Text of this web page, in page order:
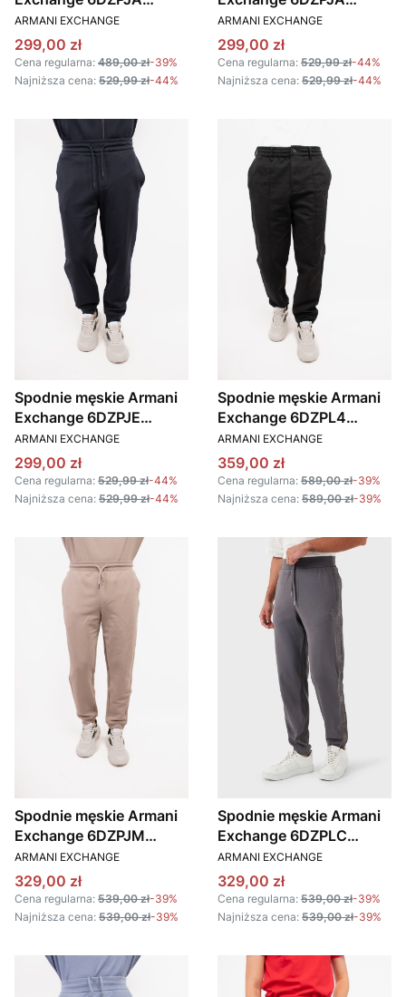
ZJNKZ beżowy
PRODUCENT
ARMANI EXCHANGE
Cena promocyjna
299,00 zł
Cena regularna: 489,00 zł-39%
Najniższa cena: 529,99 zł-44%
ZJNKZ granatowy
PRODUCENT
ARMANI EXCHANGE
Cena promocyjna
299,00 zł
Cena regularna: 529,99 zł-44%
Najniższa cena: 529,99 zł-44%
Spodnie męskie Armani
Exchange 6DZPJE
ZJ4XZ granatowy
PRODUCENT
ARMANI EXCHANGE
Cena promocyjna
299,00 zł
Cena regularna: 529,99 zł-44%
Najniższa cena: 529,99 zł-44%
Spodnie męskie Armani
Exchange 6DZPL4
ZN5WZ czarny
PRODUCENT
ARMANI EXCHANGE
Cena promocyjna
359,00 zł
Cena regularna: 589,00 zł-39%
Najniższa cena: 589,00 zł-39%
Spodnie męskie Armani
Exchange 6DZPJM
ZJADZ brązowy
PRODUCENT
ARMANI EXCHANGE
Cena promocyjna
329,00 zł
Cena regularna: 539,00 zł-39%
Najniższa cena: 539,00 zł-39%
Spodnie męskie Armani
Exchange 6DZPLC
ZJNNZ szary
PRODUCENT
ARMANI EXCHANGE
Cena promocyjna
329,00 zł
Cena regularna: 539,00 zł-39%
Najniższa cena: 539,00 zł-39%